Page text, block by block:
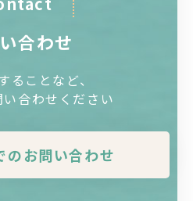
合わせ
ることなど、
合わせください
のお問い合わせ